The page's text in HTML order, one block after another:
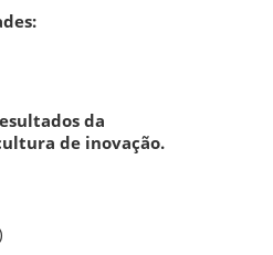
da
de inovação.